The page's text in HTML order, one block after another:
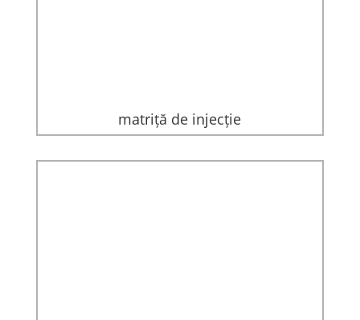
matriță de injecție